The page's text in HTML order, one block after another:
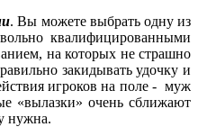
. Вы можете выбрать одну из
квалифицированными
на которых не страшно
закидывать удочку и
игроков на поле - муж
«вылазки» очень сближают
нужна.